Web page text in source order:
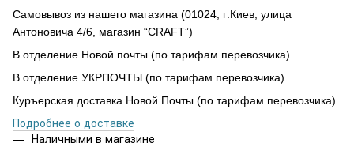
Самовывоз из нашего магазина (01024, г .Киев, улица
Антоновича 4/6, магазин “CRAFT”)
В отделение Новой почты (по тарифам перевозчика)
В отделение УКРПОЧТЫ (по тарифам перевозчика)
Куръерская доставка Новой Почты (по тарифам перевозчика)
Подробнее о доставке
Наличными в магазине